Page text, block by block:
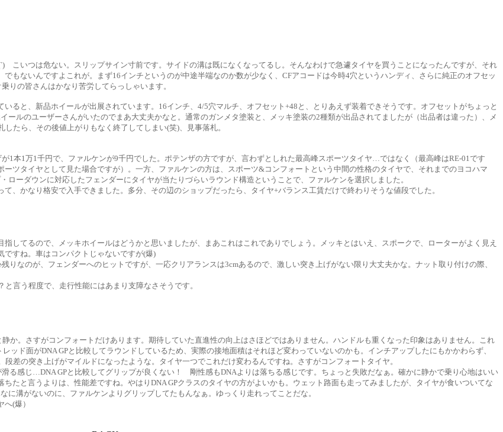
いつは危ない。スリップサイン寸前です。サイドの溝は既になくなってるし。そんなわけで急遽タイヤを買うことになったんですが、それ
もないんですよこれが。まず16インチというのが中途半端なのか数が少なく、CFアコードは今時4穴というハンディ、さらに純正のオフセッ
りの皆さんはかなり苦労してらっしゃいます。
ると、新品ホイールが出展されています。16インチ、4/5穴マルチ、オフセット+48と、とりあえず装着できそうです。オフセットがちょっと
ルのユーザーさんがいたのでまあ大丈夫かなと。通常のガンメタ塗装と、メッキ塗装の2種類が出品されてましたが（出品者は違った）、メ
たら、その後値上がりもなく終了してしまい(笑)、見事落札。
1本1万1千円で、ファルケンが9千円でした。ポテンザの方ですが、言わずとしれた最高峰スポーツタイヤ…ではなく（最高峰はRE-01です
ツタイヤとして見た場合ですが）。一方、ファルケンの方は、スポーツ&コンフォートという中間の性格のタイヤで、それまでのヨコハマ
ーダウンに対応したフェンダーにタイヤが当たりづらいラウンド構造ということで、ファルケンを選択しました。
、かなり格安で入手できました。多分、その辺のショップだったら、タイヤ+バランス工賃だけで終わりそうな値段でした。
してるので、メッキホイールはどうかと思いましたが、まあこれはこれでありでしょう。メッキとはいえ、スポークで、ローターがよく見え
すね。車はコンパクトじゃないですが(爆)
なのが、フェンダーへのヒットですが、一応クリアランスは3cmあるので、激しい突き上げがない限り大丈夫かな。ナット取り付けの際、
言う程度で、走行性能にはあまり支障なさそうです。
か。さすがコンフォートだけあります。期待していた直進性の向上はさほどではありません。ハンドルも重くなった印象はありません。これ
ド面がDNA GPと比較してラウンドしているため、実際の接地面積はそれほど変わっていないのかも。インチアップしたにもかかわらず、
差の突き上げがマイルドになったような。タイヤ一つでこれだけ変わるんですね。さすがコンフォートタイヤ。
る感じ…DNA GPと比較してグリップが良くない！ 剛性感もDNAよりは落ちる感じです。ちょっと失敗だなぁ。確かに静かで乗り心地はいい
たと言うよりは、性能差ですね。やはりDNA GPクラスのタイヤの方がよいかも。ウェット路面も走ってみましたが、タイヤが食いついてな
溝がないのに、ファルケンよりグリップしてたもんなぁ。ゆっくり走れってことだな。
(爆）